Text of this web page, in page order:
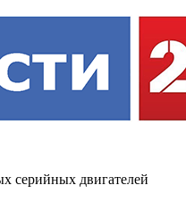
серийных двигателей